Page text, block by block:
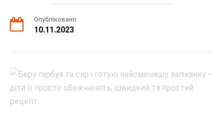
Опубліковано
10.11.2023